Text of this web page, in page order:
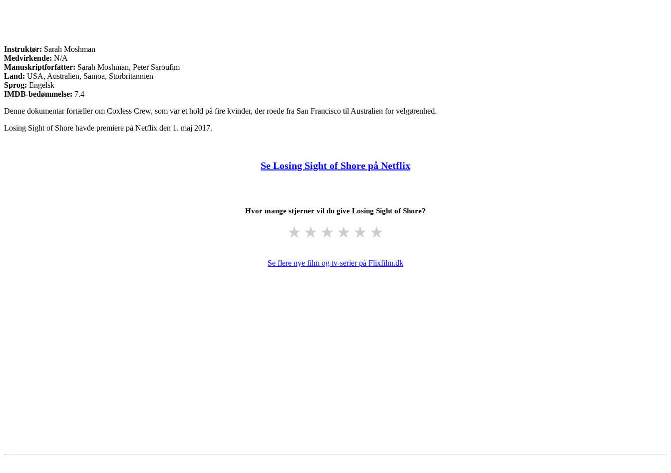
Instruktør: Sarah Moshman
Medvirkende: N/A
Manuskriptforfatter: Sarah Moshman, Peter Saroufim
Land: USA, Australien, Samoa, Storbritannien
Sprog: Engelsk
IMDB-bedømmelse: 7.4
Denne dokumentar fortæller om Coxless Crew, som var et hold på fire kvinder, der roede fra San Francisco til Australien for velgørenhed.
Losing Sight of Shore havde premiere på Netflix den 1. maj 2017.
Se Losing Sight of Shore på Netflix
Hvor mange stjerner vil du give Losing Sight of Shore?
★ ★ ★ ★ ★ ★
Se flere nye film og tv-serier på Flixfilm.dk